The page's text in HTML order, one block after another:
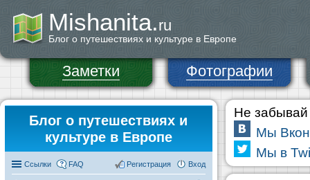
Mishanita.ru
Блог о путешествиях и культуре в Европе
Заметки Фотографии
Блог о путешествиях и
культуре в Европе
Ссылки FAQ Вход
Регистрация
Не забывай
Мы
Мы в